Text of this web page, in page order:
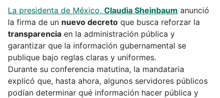
La presidenta de México, Claudia Sheinbaum anunció
la firma de un nuevo decreto que busca reforzar la
transparencia en la administración pública y
garantizar que la información gubernamental se
publique bajo reglas claras y uniformes.
Durante su conferencia matutina, la mandataria
explicó que, hasta ahora, algunos servidores públicos
podían determinar qué información hacer pública y